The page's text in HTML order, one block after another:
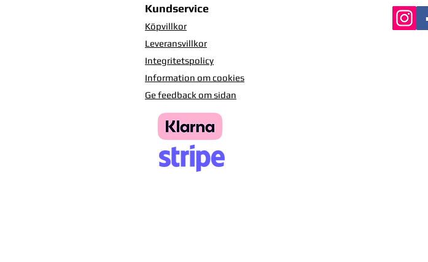
Kundservice
Köpvillkor
Leveransvillkor
Integritetspolicy
Information om cookies
Ge feedback om sidan